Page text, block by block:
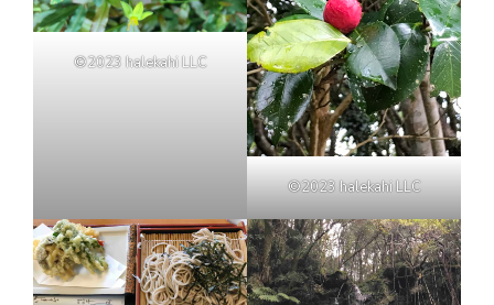
©2023 halekahi LLC
©2023 halekahi LLC